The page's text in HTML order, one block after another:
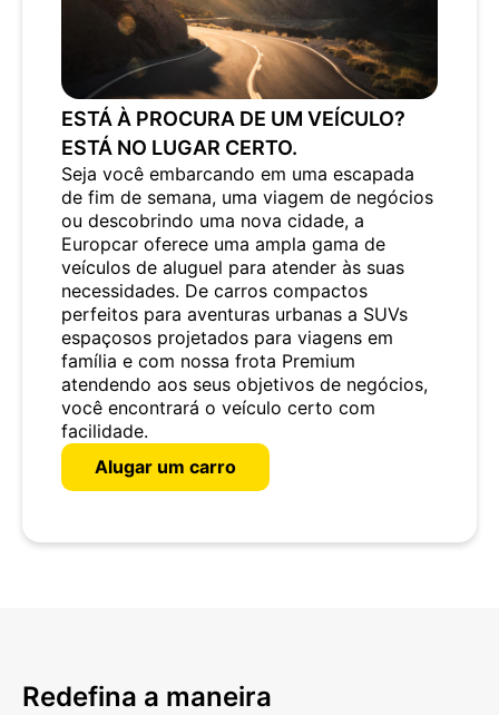
ESTÁ À PROCURA DE UM VEÍCULO?
ESTÁ NO LUGAR CERTO.
Seja você embarcando em uma escapada
de fim de semana, uma viagem de negócios
ou descobrindo uma nova cidade, a
Europcar oferece uma ampla gama de
veículos de aluguel para atender às suas
necessidades. De carros compactos
perfeitos para aventuras urbanas a SUVs
espaçosos projetados para viagens em
família e com nossa frota Premium
atendendo aos seus objetivos de negócios,
você encontrará o veículo certo com
facilidade.
Alugar um carro
Redefina a maneira